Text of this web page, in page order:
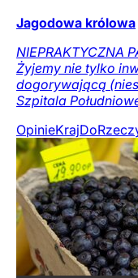
Jagodowa królowa
NIEPRAKTYCZNA
Żyjemy nie tylko
dogorywającą
Szpitala
OpinieKraj